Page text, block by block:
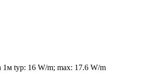
1м typ: 16 W/m; max: 17.6 W/m